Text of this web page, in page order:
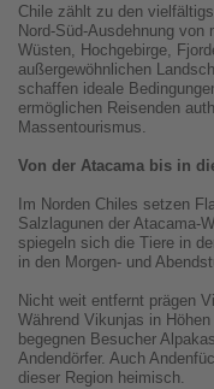
Chile zählt zu den
Nord-Süd-Ausdehnung
Wüsten, Hochgebirge,
außergewöhnlichen
schaffen ideale
ermöglichen Reisenden
Massentourismus.
Von der Atacama bis in
Im Norden Chiles setzen
Salzlagunen der Atacama-
spiegeln sich die Tiere in
in den Morgen- und
Nicht weit entfernt prägen
Während Vikunjas in
begegnen Besucher
Andendörfer. Auch
dieser Region heimisch.